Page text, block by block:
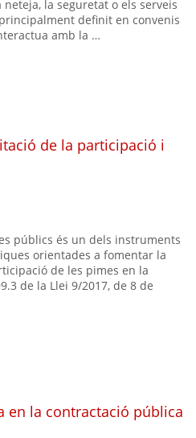
la seguretat o els serveis
definit en convenis
amb la …
de la participació i
públics és un dels instruments
orientades a fomentar la
de les pimes en la
de la Llei 9/2017, de 8 de
en la contractació pública